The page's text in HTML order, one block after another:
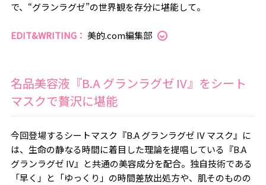
で、“グランラグゼ”の世界観を存分に堪能して。
EDIT&WRITING： 美的.com編集部
名品美容液『B.A グランラグゼ IV』をシート
マスクで贅沢に堪能
今回登場するシートマスク『B.A グランラグゼ IV マスク』に
は、生命の静なる時間に着目した理論を提唱している『B.A
グランラグゼ IV』と共通の美容成分を配合。独自技術である
「早く」と「ゆっくり」の時間差放出処方や、肌そのものの